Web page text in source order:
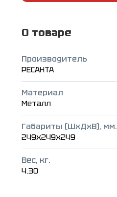
О товаре
Производитель
РЕСАНТА
Материал
Металл
Габариты (ШxДxВ), мм.
249x249x249
Вес, кг.
4.30